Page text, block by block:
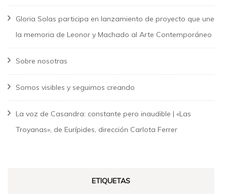
Gloria Solas participa en lanzamiento de proyecto que une
la memoria de Leonor y Machado al Arte Contemporáneo
Sobre nosotras
Somos visibles y seguimos creando
La voz de Casandra: constante pero inaudible | «Las
Troyanas», de Eurípides, dirección Carlota Ferrer
ETIQUETAS